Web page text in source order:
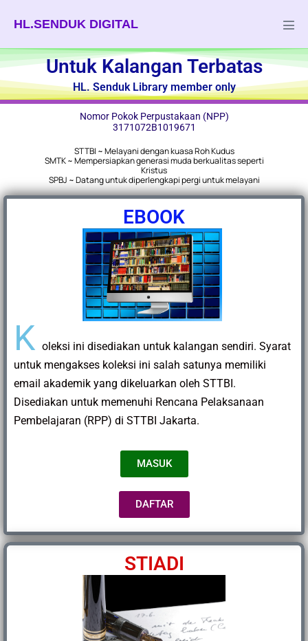
HL.SENDUK DIGITAL
Untuk Kalangan Terbatas
HL. Senduk Library member only
Nomor Pokok Perpustakaan (NPP)
3171072B1019671
STTBI ~ Melayani dengan kuasa Roh Kudus
SMTK ~ Mempersiapkan generasi muda berkualitas seperti
Kristus
SPBJ ~ Datang untuk diperlengkapi pergi untuk melayani
EBOOK
K oleksi ini disediakan untuk kalangan sendiri. Syarat
untuk mengakses koleksi ini salah satunya memiliki
email akademik yang dikeluarkan oleh STTBI.
Disediakan untuk memenuhi Rencana Pelaksanaan
Pembelajaran (RPP) di STTBI Jakarta.
MASUK
DAFTAR
STIADI